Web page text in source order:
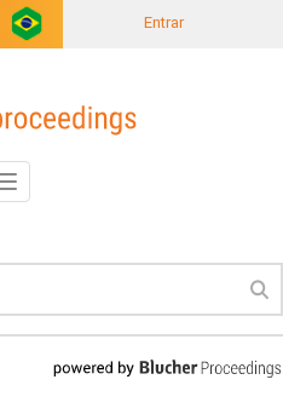
Entrar
Toggle
navigation